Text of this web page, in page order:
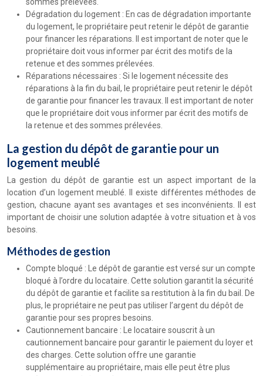
Dégradation du logement : En cas de dégradation importante
du logement, le propriétaire peut retenir le dépôt de garantie
pour financer les réparations. Il est important de noter que le
propriétaire doit vous informer par écrit des motifs de la
retenue et des sommes prélevées.
Réparations nécessaires : Si le logement nécessite des
réparations à la fin du bail, le propriétaire peut retenir le dépôt
de garantie pour financer les travaux. Il est important de noter
que le propriétaire doit vous informer par écrit des motifs de
la retenue et des sommes prélevées.
La gestion du dépôt de garantie pour un
logement meublé
La gestion du dépôt de garantie est un aspect important de la
location d’un logement meublé. Il existe différentes méthodes de
gestion, chacune ayant ses avantages et ses inconvénients. Il est
important de choisir une solution adaptée à votre situation et à vos
besoins.
Méthodes de gestion
Compte bloqué : Le dépôt de garantie est versé sur un compte
bloqué à l’ordre du locataire. Cette solution garantit la sécurité
du dépôt de garantie et facilite sa restitution à la fin du bail. De
plus, le propriétaire ne peut pas utiliser l’argent du dépôt de
garantie pour ses propres besoins.
Cautionnement bancaire : Le locataire souscrit à un
cautionnement bancaire pour garantir le paiement du loyer et
des charges. Cette solution offre une garantie
supplémentaire au propriétaire, mais elle peut être plus